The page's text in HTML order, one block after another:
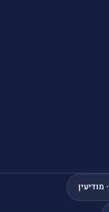
· מודיעין